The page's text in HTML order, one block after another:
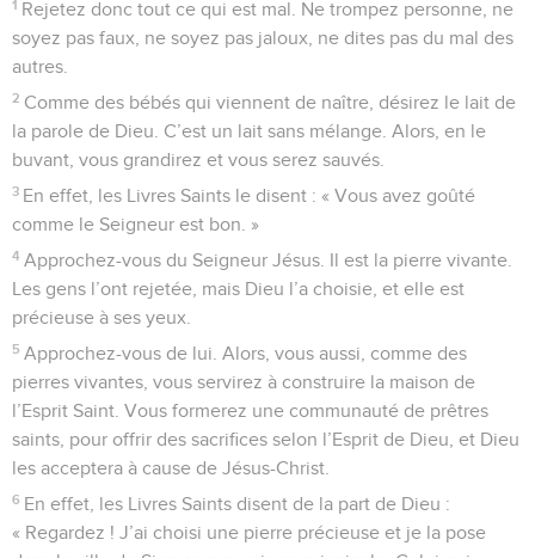
1 Rejetez donc tout ce qui est mal. Ne trompez personne, ne
soyez pas faux, ne soyez pas jaloux, ne dites pas du mal des
autres.
2 Comme des bébés qui viennent de naître, désirez le lait de
la parole de Dieu. C’est un lait sans mélange. Alors, en le
buvant, vous grandirez et vous serez sauvés.
3 En effet, les Livres Saints le disent : « Vous avez goûté
comme le Seigneur est bon. »
4 Approchez-vous du Seigneur Jésus. Il est la pierre vivante.
Les gens l’ont rejetée, mais Dieu l’a choisie, et elle est
précieuse à ses yeux.
5 Approchez-vous de lui. Alors, vous aussi, comme des
pierres vivantes, vous servirez à construire la maison de
l’Esprit Saint. Vous formerez une communauté de prêtres
saints, pour offrir des sacrifices selon l’Esprit de Dieu, et Dieu
les acceptera à cause de Jésus-Christ.
6 En effet, les Livres Saints disent de la part de Dieu :
« Regardez ! J’ai choisi une pierre précieuse et je la pose